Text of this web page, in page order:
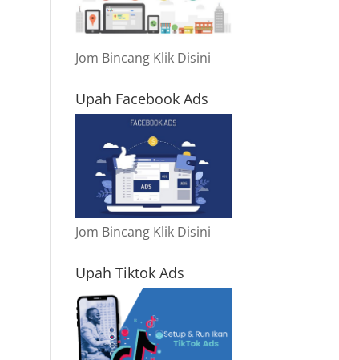
Jom Bincang Klik Disini
Upah Facebook Ads
Jom Bincang Klik Disini
Upah Tiktok Ads